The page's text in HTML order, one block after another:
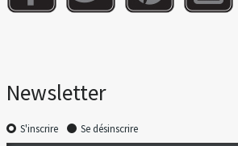
Newsletter
S'inscrire Se désinscrire